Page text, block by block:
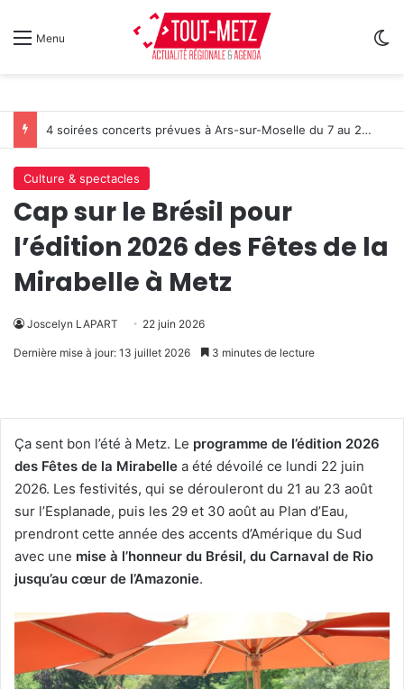
Menu
4 soirées concerts prévues à Ars-sur-Moselle du 7 au 28 août 2026
Culture & spectacles
Cap sur le Brésil pour
l’édition 2026 des Fêtes de la
Mirabelle à Metz
Joscelyn LAPART 22 juin 2026
Dernière mise à jour: 13 juillet 2026 3 minutes de lecture
Ça sent bon l’été à Metz. Le programme de l’édition 2026
des Fêtes de la Mirabelle a été dévoilé ce lundi 22 juin
2026. Les festivités, qui se dérouleront du 21 au 23 août
sur l’Esplanade, puis les 29 et 30 août au Plan d’Eau,
prendront cette année des accents d’Amérique du Sud
avec une mise à l’honneur du Brésil, du Carnaval de Rio
jusqu’au cœur de l’Amazonie.